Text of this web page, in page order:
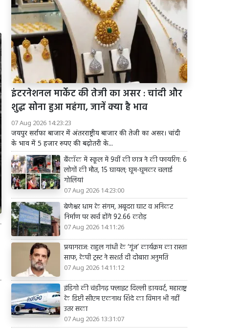
इंटरनेशनल मार्केट की तेजी का असर : चांदी और
शुद्ध सोना हुआ महंगा, जानें क्या है भाव
07 Aug 2026 14:23:23
जयपुर सर्राफा बाजार में अंतरराष्ट्रीय बाजार की तेजी का असर। चांदी
के भाव में 5 हजार रुपए की बढ़ोतरी के...
बैंकॉक में स्कूल में 9वीं की छात्र ने की फायरिंग: 6
लोगों की मौत, 15 घायल; घूम-घूमकर चलाई
गोलियां
07 Aug 2026 14:23:00
बेणेश्वर धाम के संगम, अबूदरा घाट व अनिकट
निर्माण पर खर्च होंगे 92.66 करोड़
07 Aug 2026 14:11:26
प्रयागराज: राहुल गांधी के ‘गूंज’ कार्यक्रम का रास्ता
साफ, केपी ट्रस्ट ने सशर्त दी दोबारा अनुमति
07 Aug 2026 14:11:12
इंडिगो की चंडीगढ़ फ्लाइट दिल्ली डायवर्ट, महाराष्ट्र
के डिप्टी सीएम एकनाथ शिंदे का विमान भी नहीं
उतर सका
07 Aug 2026 13:31:07